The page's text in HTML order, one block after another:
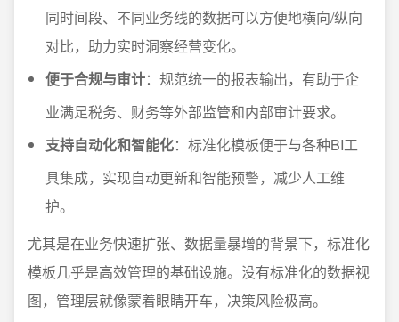
同时间段、不同业务线的数据可以方便地横向/纵向
对比，助力实时洞察经营变化。
便于合规与审计：规范统一的报表输出，有助于企
业满足税务、财务等外部监管和内部审计要求。
支持自动化和智能化：标准化模板便于与各种BI工
具集成，实现自动更新和智能预警，减少人工维
护。
尤其是在业务快速扩张、数据量暴增的背景下，标准化
模板几乎是高效管理的基础设施。没有标准化的数据视
图，管理层就像蒙着眼睛开车，决策风险极高。